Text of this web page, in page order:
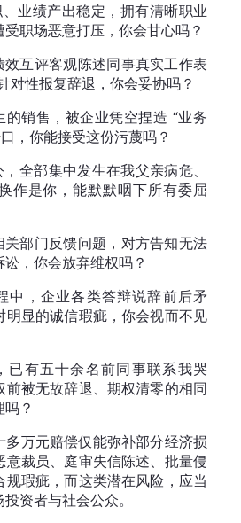
、业绩产出稳定，拥有清晰职业
受职场恶意打压，你会甘心吗？
效互评客观陈述同事真实工作表
对性报复辞退，你会妥协吗？
的销售，被企业凭空捏造 “业务
，你能接受这份污蔑吗？
全部集中发生在我父亲病危、
作是你，能默默咽下所有委屈
关部门反馈问题，对方告知无法
，你会放弃维权吗？
中，企业各类答辩说辞前后矛
明显的诚信瑕疵，你会视而不见
已有五十余名前同事联系我哭
前被无故辞退、期权清零的相同
？
多万元赔偿仅能弥补部分经济损
意裁员、庭审失信陈述、批量侵
规瑕疵，而这类潜在风险，应当
资者与社会公众。